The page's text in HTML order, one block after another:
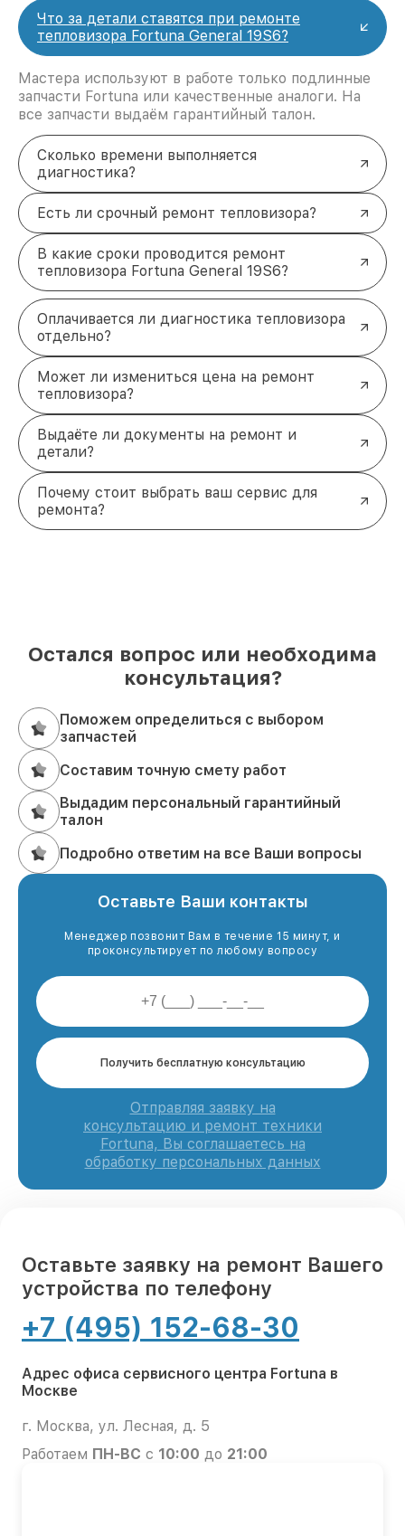
Что за детали ставятся при ремонте
тепловизора Fortuna General 19S6?
Мастера используют в работе только подлинные
запчасти Fortuna или качественные аналоги. На
все запчасти выдаём гарантийный талон.
Сколько времени выполняется
диагностика?
Есть ли срочный ремонт тепловизора?
В какие сроки проводится ремонт
тепловизора Fortuna General 19S6?
Оплачивается ли диагностика тепловизора
отдельно?
Может ли измениться цена на ремонт
тепловизора?
Выдаёте ли документы на ремонт и
детали?
Почему стоит выбрать ваш сервис для
ремонта?
Остался вопрос или необходима
консультация?
Поможем определиться с выбором
запчастей
Составим точную смету работ
Выдадим персональный гарантийный
талон
Подробно ответим на все Ваши вопросы
Оставьте Ваши контакты
Менеджер позвонит Вам в течение 15 минут, и
проконсультирует по любому вопросу
Получить бесплатную консультацию
Отправляя заявку на
консультацию и ремонт техники
Fortuna, Вы соглашаетесь на
обработку персональных данных
Оставьте заявку на ремонт Вашего
устройства по телефону
+7 (495) 152-68-30
Адрес офиса сервисного центра Fortuna в
Москве
г. Москва, ул. Лесная, д. 5
Работаем ПН-ВС с 10:00 до 21:00